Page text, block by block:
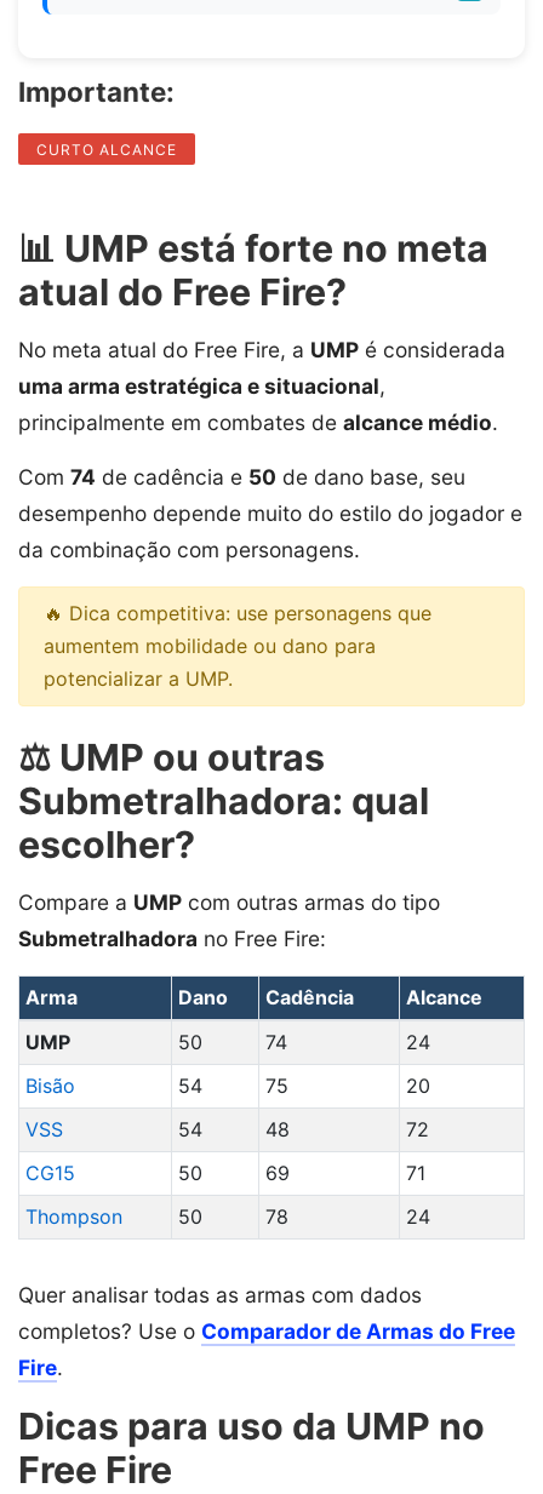
Importante:
CURTO ALCANCE
📊 UMP está forte no meta
atual do Free Fire?
No meta atual do Free Fire, a UMP é considerada
uma arma estratégica e situacional,
principalmente em combates de alcance médio.
Com 74 de cadência e 50 de dano base, seu
desempenho depende muito do estilo do jogador e
da combinação com personagens.
🔥 Dica competitiva: use personagens que
aumentem mobilidade ou dano para
potencializar a UMP.
⚖️ UMP ou outras
Submetralhadora: qual
escolher?
Compare a UMP com outras armas do tipo
Submetralhadora no Free Fire:
Arma Dano Cadência
Alcance
UMP
50 74
24
Bisão
54 75
20
VSS
54 48
72
CG15
50 69
71
Thompson
50 78 24
Quer analisar todas as armas com dados
completos? Use o Comparador de Armas do Free
Fire.
Dicas para uso da UMP no
Free Fire